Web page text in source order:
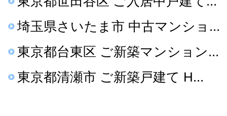
埼玉県さいたま市 中古マンショ...
東京都台東区 ご新築マンション...
東京都清瀬市 ご新築戸建て H...